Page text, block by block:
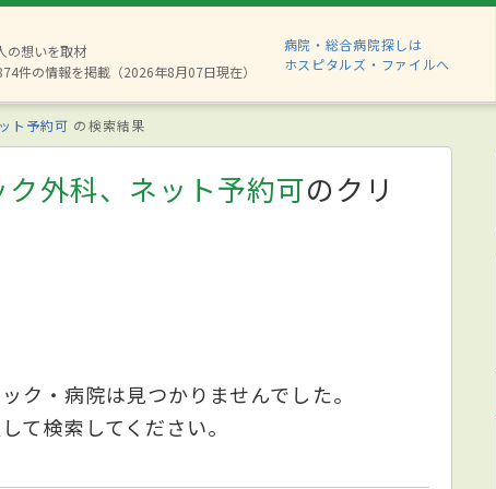
の想いを取材
件の情報を掲載（2026年8月07日現在）
病院・総合病院探しは
ホスピタルズ・ファイルへ
ト予約可 の検索結果
外科、ネット予約可のクリ
ク・病院は見つかりませんでした。
て検索してください。